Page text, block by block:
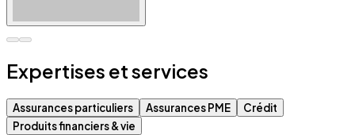
Expertises et services
Assurances particuliers Assurances PME
Crédit
Produits financiers & vie